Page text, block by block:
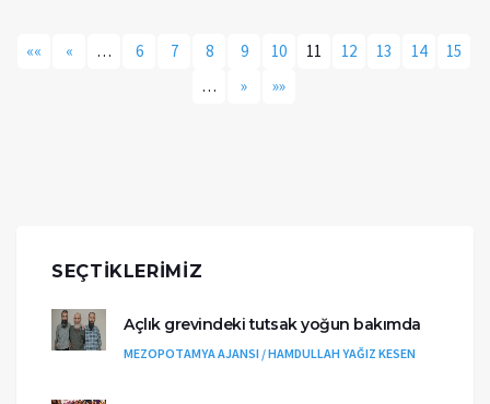
«« « … 6 7 8 9 10 11 12 13 14
15
…
» »»
SEÇTIKLERIMIZ
Açlık grevindeki tutsak yoğun bakımda
MEZOPOTAMYA AJANSI / HAMDULLAH YAĞIZ KESEN